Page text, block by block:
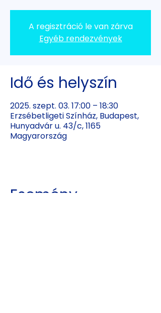
A regisztráció le van zárva
Egyéb rendezvények
Idő és helyszín
2025. szept. 03. 17:00 – 18:30
Erzsébetligeti Színház, Budapest,
Hunyadvár u. 43/c, 1165
Magyarország
Esemény